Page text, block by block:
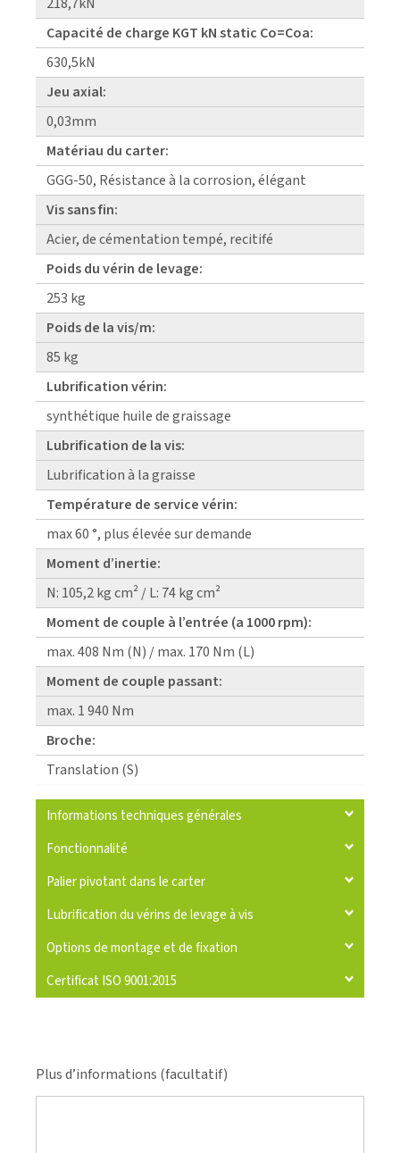
Capacité de charge KGT kN static Co=Coa:
630,5kN
Jeu axial:
0,03mm
Matériau du carter:
GGG-50, Résistance à la corrosion, élégant
Vis sans fin:
Acier, de cémentation tempé, recitifé
Poids du vérin de levage:
253 kg
Poids de la vis/m:
85 kg
Lubrification vérin:
synthétique huile de graissage
Lubrification de la vis:
Lubrification à la graisse
Température de service vérin:
max 60 °, plus élevée sur demande
Moment d’inertie:
N: 105,2 kg cm² / L: 74 kg cm²
Moment de couple à l’entrée (a 1000 rpm):
max. 408 Nm (N) / max. 170 Nm (L)
Moment de couple passant:
max. 1 940 Nm
Broche:
Translation (S)
Informations techniques générales
Fonctionnalité
Palier pivotant dans le carter
Lubrification du vérins de levage à vis
Options de montage et de fixation
Certificat ISO 9001:2015
Plus d’informations (facultatif)